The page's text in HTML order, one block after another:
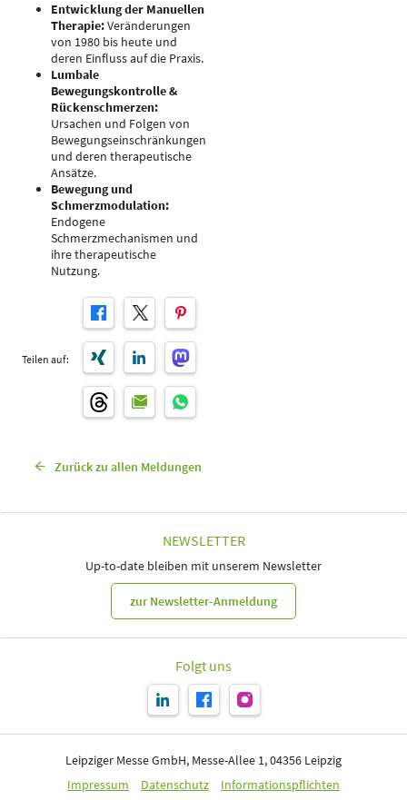
Entwicklung der Manuellen
Therapie:Veränderungen
von 1980 bis heute und
deren Einfluss auf die Praxis.
Lumbale
Bewegungskontrolle &
Rückenschmerzen:
Ursachen und Folgen von
Bewegungseinschränkungen
und deren therapeutische
Ansätze.
Bewegung und
Schmerzmodulation:
Endogene
Schmerzmechanismen und
ihre therapeutische
Nutzung.
Teilen auf:
Zurück zu allen Meldungen
NEWSLETTER
Up-to-date bleiben mit unserem Newsletter
zur Newsletter-Anmeldung
Folgt uns
Leipziger Messe GmbH, Messe-Allee 1, 04356 Leipzig
Impressum
Datenschutz Informationspflichten